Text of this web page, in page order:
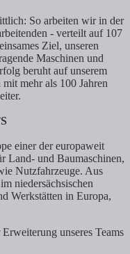
So arbeiten wir in der
- verteilt auf 107
Ziel, unseren
Maschinen und
beruht auf unserem
mehr als 100 Jahren
einer der europaweit
Land- und Baumaschinen,
Nutzfahrzeuge. Aus
niedersächsischen
Werkstätten in Europa,
unseres Teams